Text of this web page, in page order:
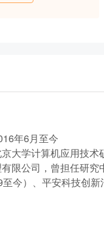
年6月至今
大学计算机应用技
限公司，曾担任研
至今）、平安科技创